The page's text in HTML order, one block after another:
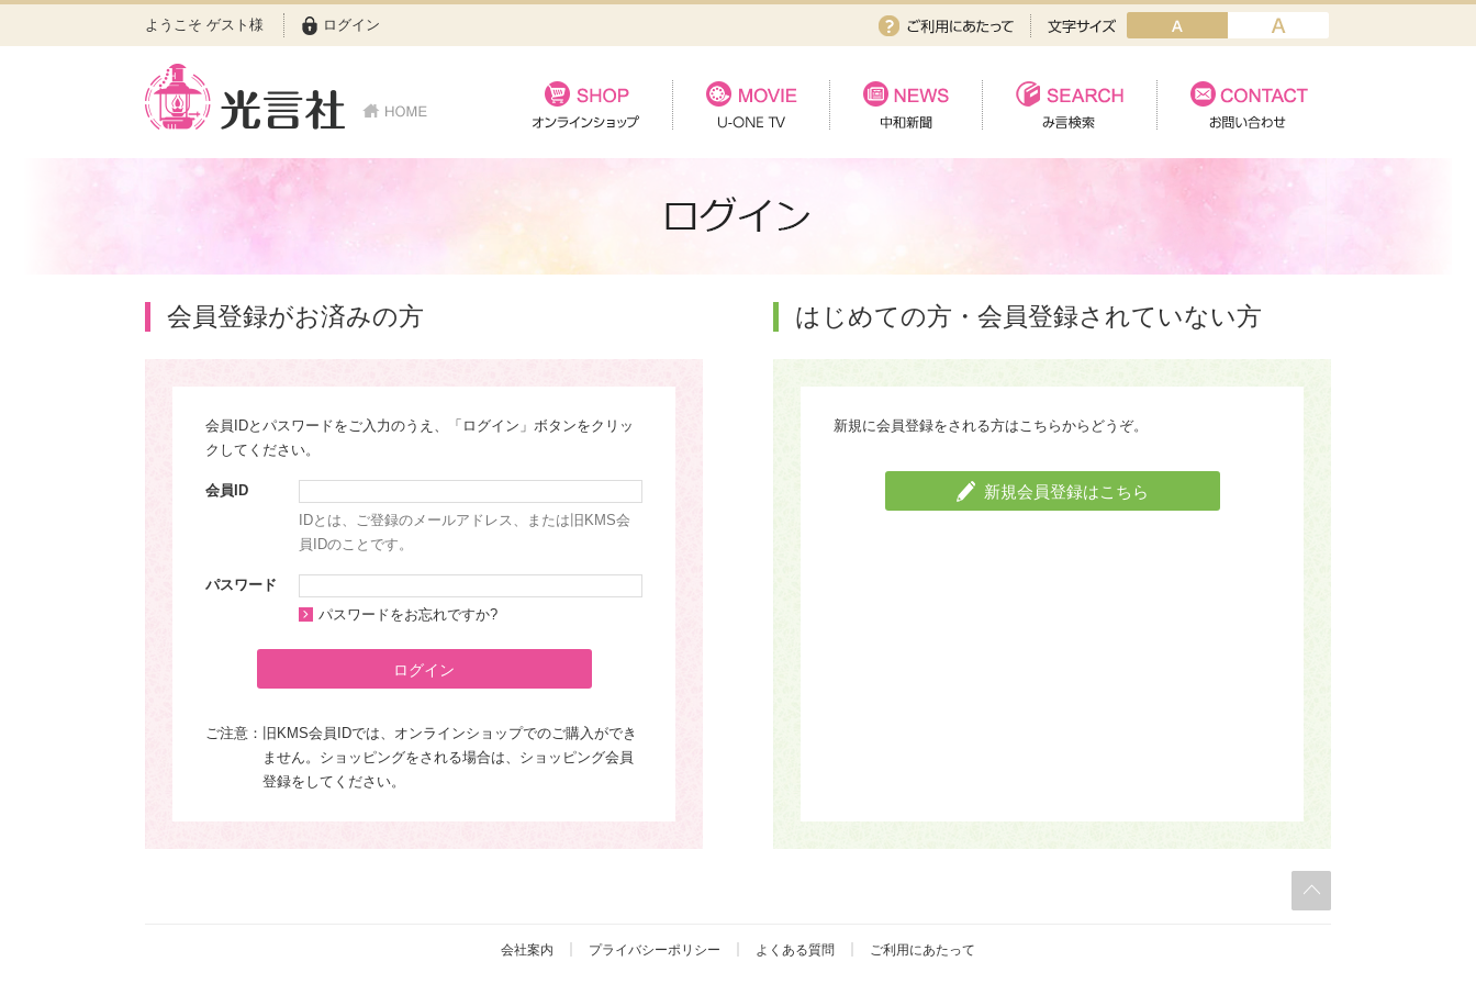
ようこそ ゲスト様 ログイン
会員登録がお済みの方
会員IDとパスワードをご入力のうえ、「ログイン」ボタンをクリッ
クしてください。
会員ID
IDとは、ご登録のメールアドレス、または旧KMS会
員IDのことです。
パスワード
パスワードをお忘れですか?
ログイン
ご注意：
旧KMS会員IDでは、オンラインショップでのご購入ができ
ません。ショッピングをされる場合は、ショッピング会員
登録をしてください。
はじめての方・会員登録されていない方
新規に会員登録をされる方はこちらからどうぞ。
新規会員登録はこちら
会社案内 プライバシーポリシー よくある質問 ご利用にあたって